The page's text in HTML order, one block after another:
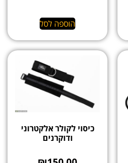
הוספה לסל
כיסוי לקולר אלקטרוני
ודוקרנים